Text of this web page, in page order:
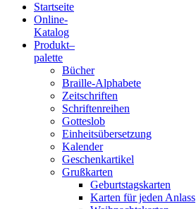
Blindenschrift-
Verlag
Druckerei
gGmbH
Startseite
Online-
Katalog
Produkt–
palette
Bücher
Braille-Alphabete
Zeitschriften
Schriftenreihen
Gotteslob
Einheitsübersetzung
Kalender
Geschenkartikel
Grußkarten
Geburtstagskarten
Karten für jeden Anlass